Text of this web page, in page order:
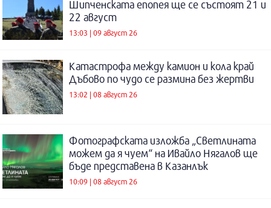
Шипченската епопея ще се състоят 21 и
22 август
13:03 | 09 август 26
Катастрофа между камион и кола край
Дъбово по чудо се размина без жертви
13:02 | 08 август 26
Фотографската изложба „Светлината
можем да я чуем“ на Ивайло Нягалов ще
бъде представена в Казанлък
10:09 | 08 август 26